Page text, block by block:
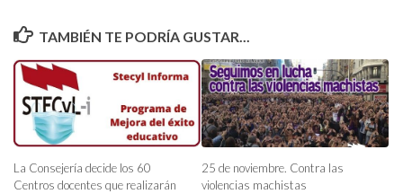
TAMBIÉN TE PODRÍA GUSTAR...
La Consejería decide los 60
Centros docentes que realizarán
25 de noviembre. Contra las
violencias machistas